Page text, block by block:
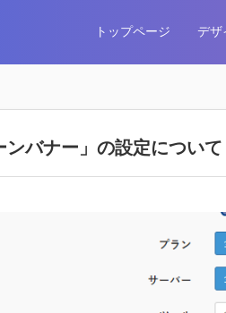
トップページ デザ
ンバナー」の設定について